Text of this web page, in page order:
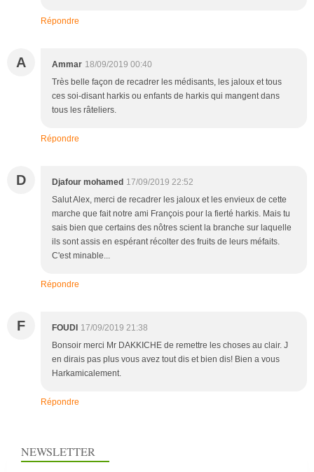
Répondre
A Ammar 18/09/2019 00:40
Très belle façon de recadrer les médisants, les jaloux et tous
ces soi-disant harkis ou enfants de harkis qui mangent dans
tous les râteliers.
Répondre
D Djafour mohamed 17/09/2019 22:52
Salut Alex, merci de recadrer les jaloux et les envieux de cette
marche que fait notre ami François pour la fierté harkis. Mais tu
sais bien que certains des nôtres scient la branche sur laquelle
ils sont assis en espérant récolter des fruits de leurs méfaits.
C'est minable...
Répondre
F FOUDI 17/09/2019 21:38
Bonsoir merci Mr DAKKICHE de remettre les choses au clair. J
en dirais pas plus vous avez tout dis et bien dis! Bien a vous
Harkamicalement.
Répondre
NEWSLETTER